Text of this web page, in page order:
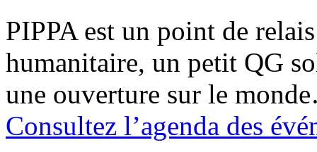
PIPPA est un point de
humanitaire, un petit QG
une ouverture sur le
Consultez l’agenda des